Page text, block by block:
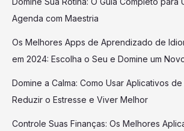
Agenda com Maestria
Os Melhores Apps de Aprendizado de
em 2024: Escolha o Seu e Domine um
Domine a Calma: Como Usar Aplicativos
Reduzir o Estresse e Viver Melhor
Controle Suas Finanças: Os Melhores